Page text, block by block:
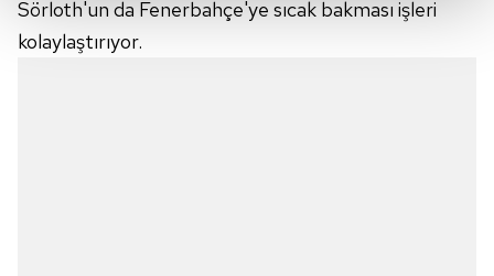
Her halükârda, kullanıcılar, bu çerezlere izin vermedikleri
takdirde, kullanıcılara hedefli reklamlar
Sörloth'un da Fenerbahçe'ye sıcak bakması işleri
kolaylaştırıyor.